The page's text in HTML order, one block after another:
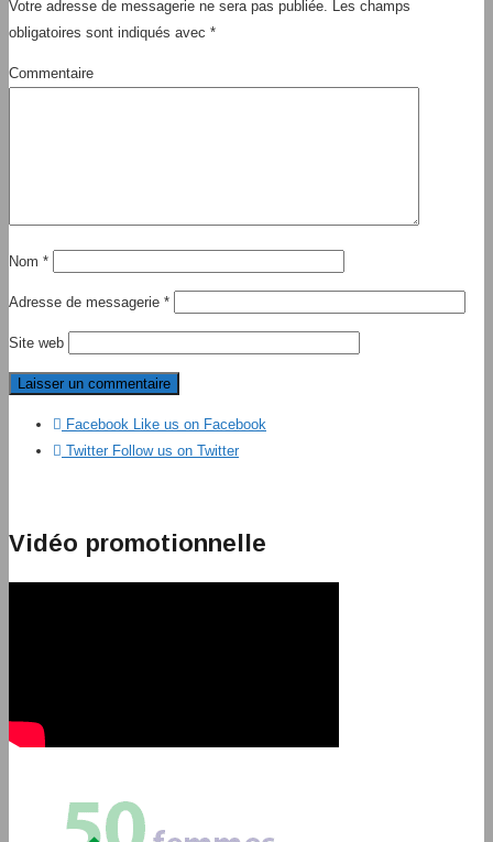
Votre adresse de messagerie ne sera pas publiée.
Les champs
obligatoires sont indiqués avec *
Commentaire
Nom *
Adresse de messagerie *
Site web
Facebook
Like us on Facebook
Twitter Follow us on Twitter
Vidéo promotionnelle